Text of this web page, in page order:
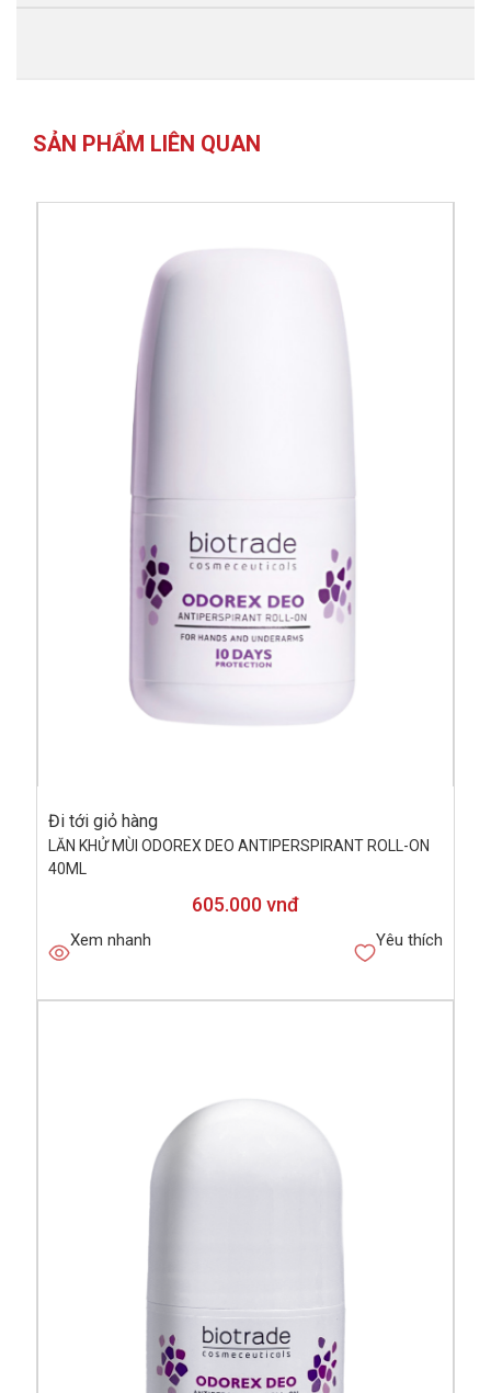
sử dụng nước hoa, tắm sữa tắm bình thường.
Không cần phải sử dụng Odorex Deo mỗi ngày.
Không triệt lông vào ngày thoa sản phẩm.
Chỉ thoa Odorex Deo trên vùng da khỏe, không bị thương và
ít nhất 72 giờ sau khi tẩy lông nách.
Không sử dụng sản phẩm nếu bạn quá mẫn cảm với muối
SẢN PHẨM LIÊN QUAN
Đi tới giỏ hàng
LĂN KHỬ MÙI ODOREX DEO ANTIPERSPIRANT ROLL-ON
40ML
605.000 vnđ
Xem nhanh Yêu thích